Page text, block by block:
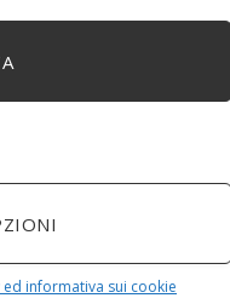
informativa sui cookie
di Succo